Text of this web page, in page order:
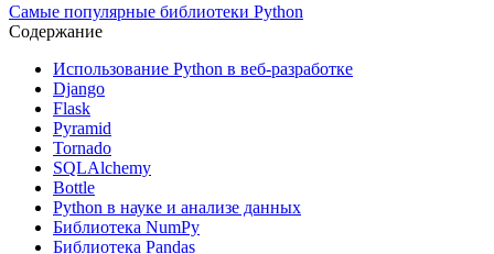
Самые популярные библиотеки Python
Содержание
Использование Python в веб-разработке
Django
Flask
Pyramid
Tornado
SQLAlchemy
Bottle
Python в науке и анализе данных
Библиотека NumPy
Библиотека Pandas